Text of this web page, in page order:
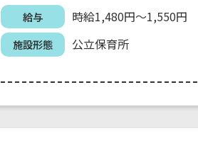
給与 時給1,480円～1,550円
施設形態 公立保育所